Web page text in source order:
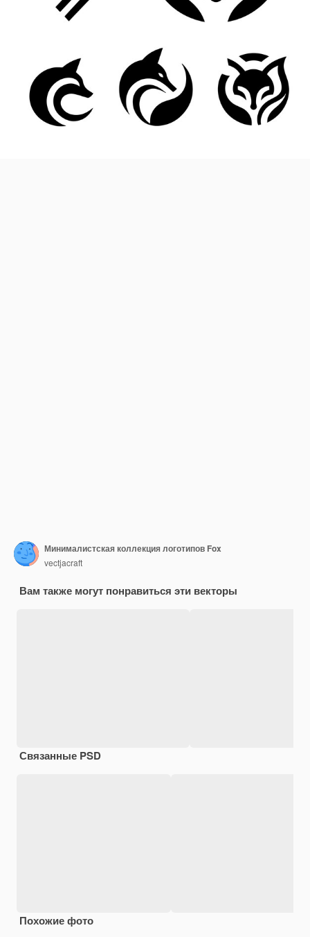
Минималистская коллекция логотипов Fox
vectjacraft
Вам также могут понравиться эти векторы
Связанные PSD
Похожие фото